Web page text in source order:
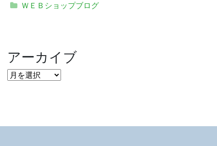
ＷＥＢショップブログ
アーカイブ
ア